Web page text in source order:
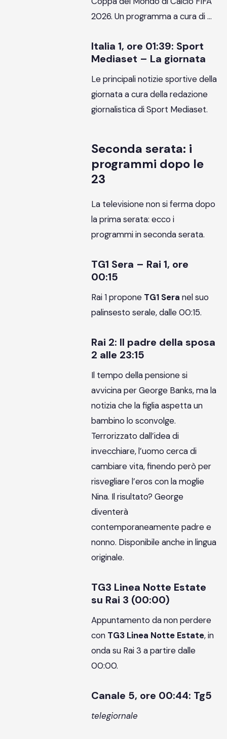
2026. Un programma a cura di …
Italia 1, ore 01:39: Sport
Mediaset – La giornata
Le principali notizie sportive della
giornata a cura della redazione
giornalistica di Sport Mediaset.
Seconda serata: i
programmi dopo le
23
La televisione non si ferma dopo
la prima serata: ecco i
programmi in seconda serata.
TG1 Sera – Rai 1, ore
00:15
Rai 1 propone TG1 Sera nel suo
palinsesto serale, dalle 00:15.
Rai 2: Il padre della sposa
2 alle 23:15
Il tempo della pensione si
avvicina per George Banks, ma la
notizia che la figlia aspetta un
bambino lo sconvolge.
Terrorizzato dall’idea di
invecchiare, l’uomo cerca di
cambiare vita, finendo però per
risvegliare l’eros con la moglie
Nina. Il risultato? George
diventerà
contemporaneamente padre e
nonno. Disponibile anche in lingua
originale.
TG3 Linea Notte Estate
su Rai 3 (00:00)
Appuntamento da non perdere
con TG3 Linea Notte Estate, in
onda su Rai 3 a partire dalle
00:00.
Canale 5, ore 00:44: Tg5
telegiornale